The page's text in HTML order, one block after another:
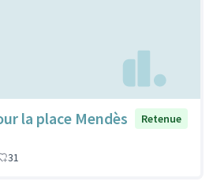
la place Mendès
Retenue
31